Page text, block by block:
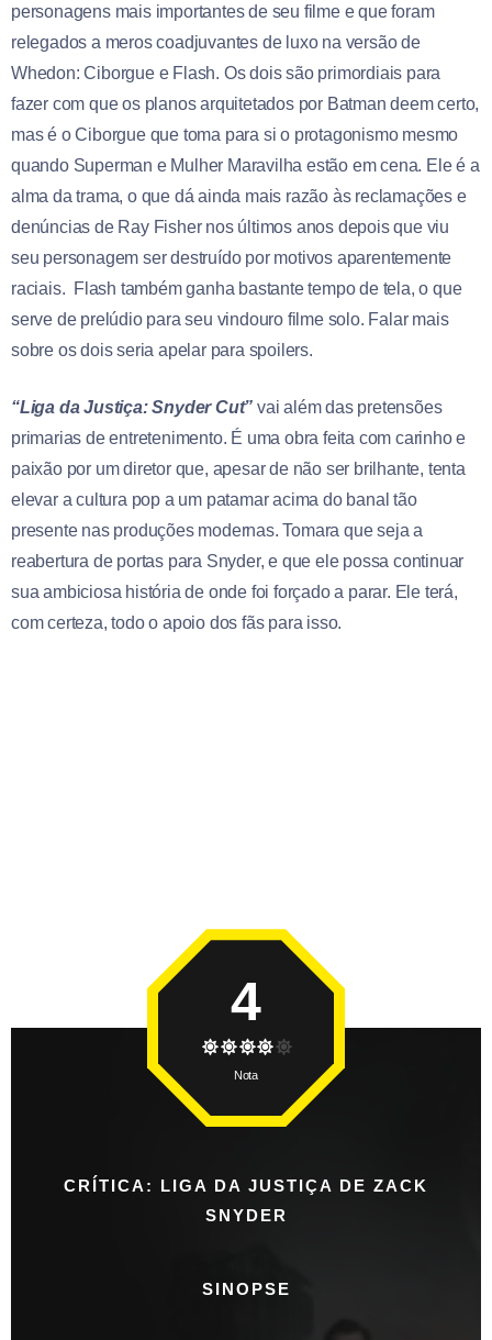
personagens mais importantes de seu filme e que foram
relegados a meros coadjuvantes de luxo na versão de
Whedon: Ciborgue e Flash. Os dois são primordiais para
fazer com que os planos arquitetados por Batman deem certo,
mas é o Ciborgue que toma para si o protagonismo mesmo
quando Superman e Mulher Maravilha estão em cena. Ele é a
alma da trama, o que dá ainda mais razão às reclamações e
denúncias de Ray Fisher nos últimos anos depois que viu
seu personagem ser destruído por motivos aparentemente
raciais. Flash também ganha bastante tempo de tela, o que
serve de prelúdio para seu vindouro filme solo. Falar mais
sobre os dois seria apelar para spoilers.
“Liga da Justiça: Snyder Cut” vai além das pretensões
primarias de entretenimento. É uma obra feita com carinho e
paixão por um diretor que, apesar de não ser brilhante, tenta
elevar a cultura pop a um patamar acima do banal tão
presente nas produções modernas. Tomara que seja a
reabertura de portas para Snyder, e que ele possa continuar
sua ambiciosa história de onde foi forçado a parar. Ele terá,
com certeza, todo o apoio dos fãs para isso.
CRÍTICA: LIGA DA JUSTIÇA DE ZACK
SNYDER
SINOPSE
4
Nota